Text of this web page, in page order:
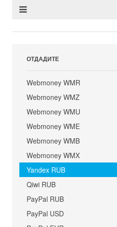
ОТДАДИТЕ
Webmoney WMR
Webmoney WMZ
Webmoney WMU
Webmoney WME
Webmoney WMB
Webmoney WMX
Yandex RUB
Qiwi RUB
PayPal RUB
PayPal USD